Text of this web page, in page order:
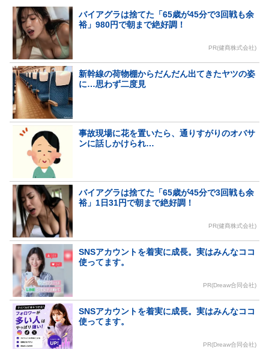
バイアグラは捨てた「65歳が45分で3回戦も余
裕」980円で朝まで絶好調！
PR(健商株式会社)
新幹線の荷物棚からだんだん出てきたヤツの姿
に…思わず二度見
事故現場に花を置いたら、通りすがりのオバサ
ンに話しかけられ…
バイアグラは捨てた「65歳が45分で3回戦も余
裕」1日31円で朝まで絶好調！
PR(健商株式会社)
SNSアカウントを着実に成長。実はみんなココ
使ってます。
PR(Dreaw合同会社)
SNSアカウントを着実に成長。実はみんなココ
使ってます。
PR(Dreaw合同会社)